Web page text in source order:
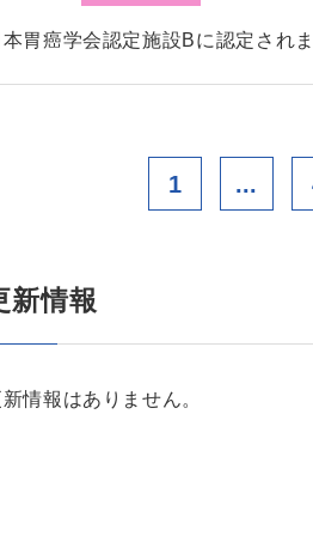
本胃癌学会認定施設Bに認定され
1 ...
新情報
情報はありません。